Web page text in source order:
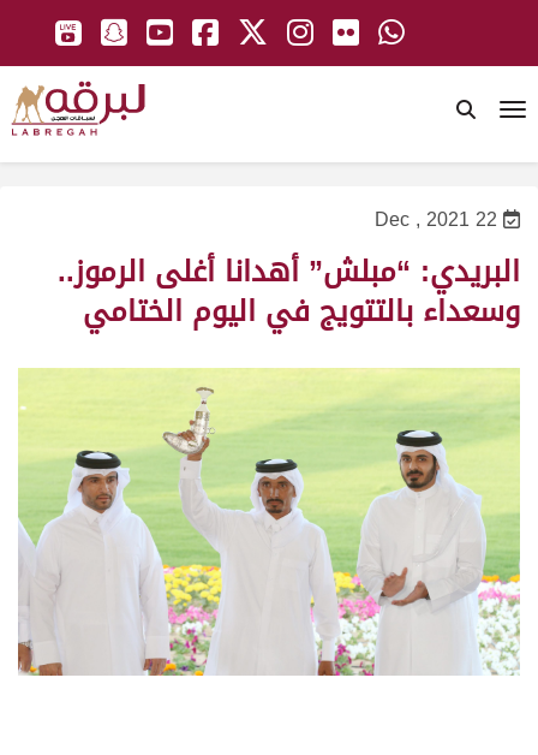
22 Dec , 2021
البريدي: “مبلش” أهدانا أغلى الرموز..
وسعداء بالتتويج في اليوم الختامي